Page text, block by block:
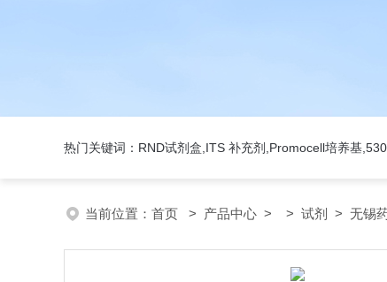
热门关键词：RND试剂盒,ITS 补充剂,Promocell培养基
当前位置： 首页 > 产品中心 > > 试剂 > 无锡